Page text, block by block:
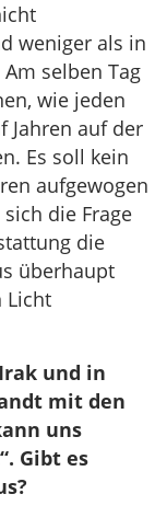
weniger als in
selben Tag
wie jeden
Jahren auf der
Es soll kein
aufgewogen
die Frage
die
überhaupt
Licht
und in
mit den
uns
Gibt es